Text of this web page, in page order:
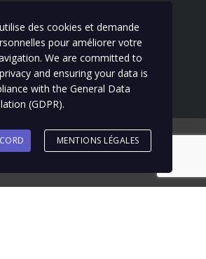
PEINTURE
Renault I Création : La Clique à Bill I
des cookies et demande
pour améliorer votre
We are committed to
and ensuring your data is
with the General Data
(GDPR).
MENTIONS LÉGALES